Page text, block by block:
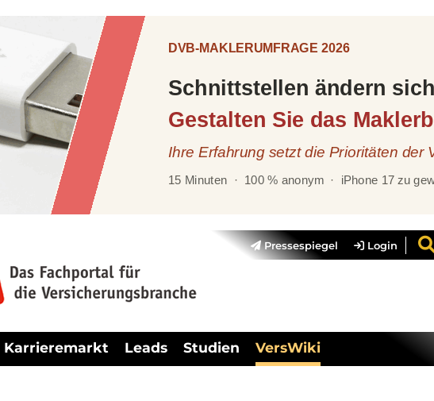
Pressespiegel Login
Karrieremarkt Leads Studien VersWiki